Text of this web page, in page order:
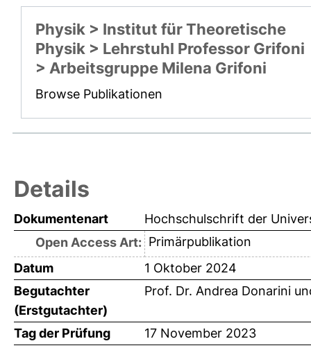
Physik > Institut für Theoretische
Physik > Lehrstuhl Professor Grifoni
> Arbeitsgruppe Milena Grifoni
Browse Publikationen
Details
Dokumentenart
Hochschulschrift der
Open Access Art: Primärpublikation
Datum
1 Oktober 2024
Begutachter
(Erstgutachter)
Prof. Dr. Andrea Donarini
Tag der Prüfung
17 November 2023